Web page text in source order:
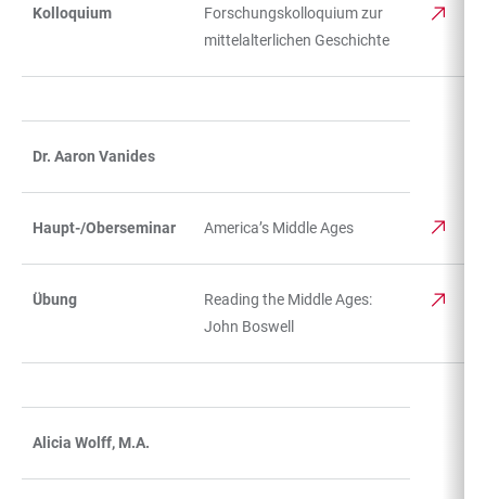
Kolloquium
Forschungskolloquium zur
mittelalterlichen Geschichte
Dr. Aaron Vanides
Haupt-/Oberseminar America’s Middle Ages
Übung
Reading the Middle Ages:
John Boswell
Alicia Wolff, M.A.